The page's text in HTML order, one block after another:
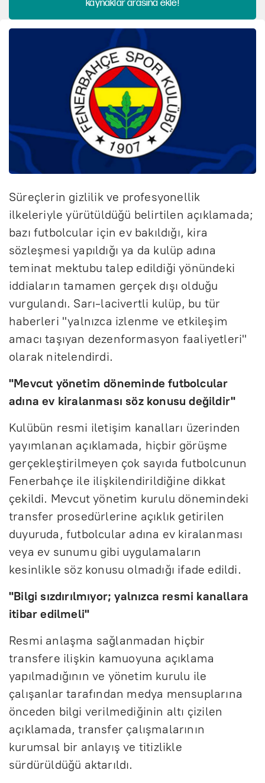
kaynaklar arasına ekle!
Süreçlerin gizlilik ve profesyonellik
ilkeleriyle yürütüldüğü belirtilen açıklamada;
bazı futbolcular için ev bakıldığı, kira
sözleşmesi yapıldığı ya da kulüp adına
teminat mektubu talep edildiği yönündeki
iddiaların tamamen gerçek dışı olduğu
vurgulandı. Sarı-lacivertli kulüp, bu tür
haberleri "yalnızca izlenme ve etkileşim
amacı taşıyan dezenformasyon faaliyetleri"
olarak nitelendirdi.
"Mevcut yönetim döneminde futbolcular
adına ev kiralanması söz konusu değildir"
Kulübün resmi iletişim kanalları üzerinden
yayımlanan açıklamada, hiçbir görüşme
gerçekleştirilmeyen çok sayıda futbolcunun
Fenerbahçe ile ilişkilendirildiğine dikkat
çekildi. Mevcut yönetim kurulu dönemindeki
transfer prosedürlerine açıklık getirilen
duyuruda, futbolcular adına ev kiralanması
veya ev sunumu gibi uygulamaların
kesinlikle söz konusu olmadığı ifade edildi.
"Bilgi sızdırılmıyor; yalnızca resmi kanallara
itibar edilmeli"
Resmi anlaşma sağlanmadan hiçbir
transfere ilişkin kamuoyuna açıklama
yapılmadığının ve yönetim kurulu ile
çalışanlar tarafından medya mensuplarına
önceden bilgi verilmediğinin altı çizilen
açıklamada, transfer çalışmalarının
kurumsal bir anlayış ve titizlikle
sürdürüldüğü aktarıldı.